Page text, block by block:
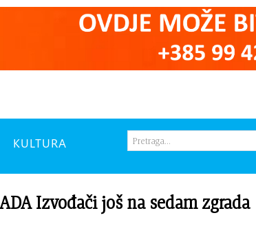
KULTURA
Izvođači još na sedam zgrada